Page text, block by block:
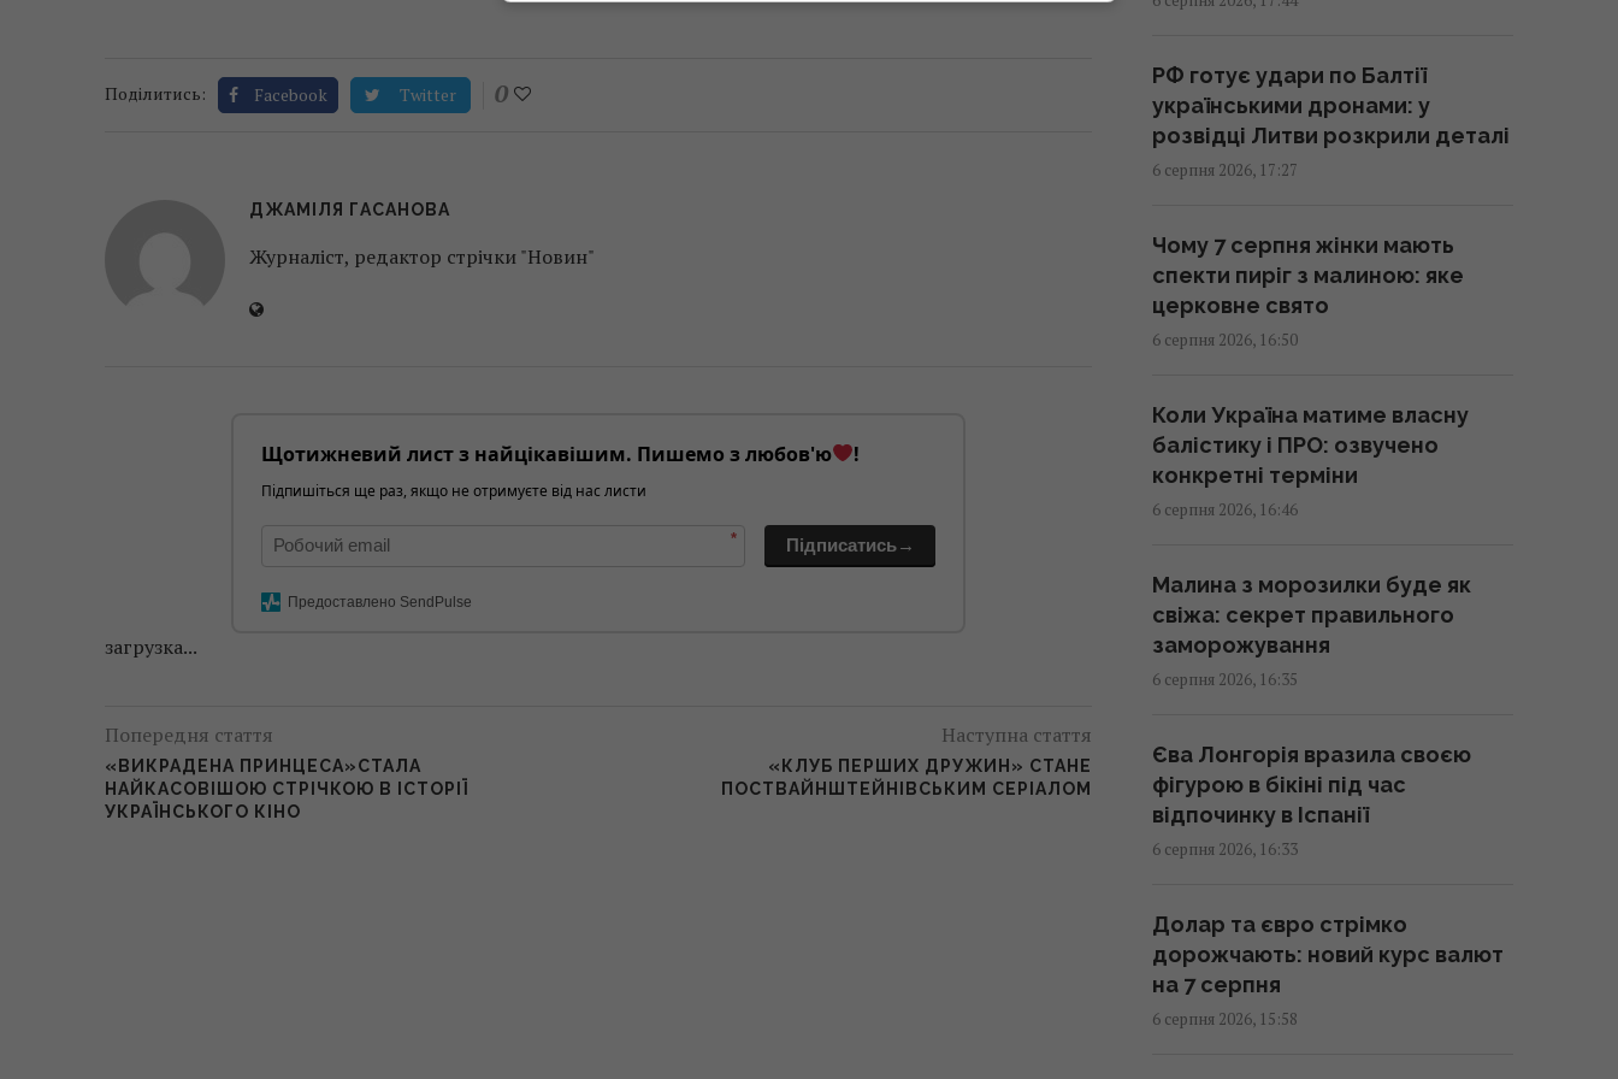
Поділитись: Facebook Twitter 0
ДЖАМІЛЯ ГАСАНОВА
Журналіст, редактор стрічки "Новин"
Щотижневий лист з найцікавішим. Пишемо з любов'ю !
Підпишіться ще раз, якщо не отримуєте від нас листи
* Підписатись→
Предоставлено SendPulse
загрузка...
Попередня стаття
«ВИКРАДЕНА ПРИНЦЕСА»СТАЛА
НАЙКАСОВІШОЮ СТРІЧКОЮ В ІСТОРІЇ
УКРАЇНСЬКОГО КІНО
Наступна стаття
«КЛУБ ПЕРШИХ ДРУЖИН» СТАНЕ
ПОСТВАЙНШТЕЙНІВСЬКИМ СЕРІАЛОМ
Експорт до 15% не зірве
накопичення газу на зиму, -
В Італії через спеку популярні
пам'ятки працюватимуть
17:13 четвер, 06 серпня 2026
7 серпня: церковне свято
17:10 четвер, 06 серпня 2026
Атакований в Лейпцигу літак
17:08 четвер, 06 серпня 2026
Попри спеку Україна експортує
17:07 четвер, 06 серпня 2026
Нові солдати з Північної Кореї:
РФ готує удари по Балтії
українськими дронами: у
розвідці Литви розкрили деталі
6 серпня 2026, 17:27
Чому 7 серпня жінки мають
спекти пиріг з малиною: яке
церковне свято
6 серпня 2026, 16:50
Коли Україна матиме власну
балістику і ПРО: озвучено
конкретні терміни
6 серпня 2026, 16:46
Малина з морозилки буде як
свіжа: секрет правильного
заморожування
6 серпня 2026, 16:35
Єва Лонгорія вразила своєю
фігурою в бікіні під час
відпочинку в Іспанії
6 серпня 2026, 16:33
Долар та євро стрімко
дорожчають: новий курс валют
на 7 серпня
6 серпня 2026, 15:58